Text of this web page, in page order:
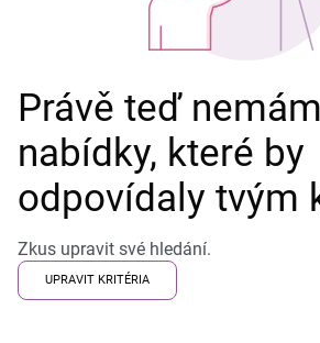
Právě teď
nabídky, které by
odpovídaly tvým
Zkus upravit své hledání.
UPRAVIT KRITÉRIA